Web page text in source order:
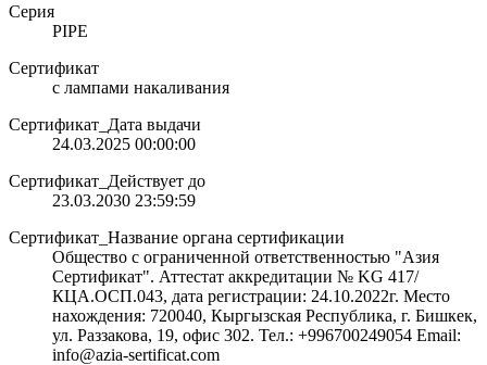
Серия
PIPE
Сертификат
с лампами накаливания
Сертификат_Дата выдачи
24.03.2025 00:00:00
Сертификат_Действует до
23.03.2030 23:59:59
Сертификат_Название органа сертификации
Общество с ограниченной ответственностью "Азия
Сертификат". Аттестат аккредитации № KG 417/
КЦА.ОСП.043, дата регистрации: 24.10.2022г. Место
нахождения: 720040, Кыргызская Республика, г. Бишкек,
ул. Раззакова, 19, офис 302. Тел.: +996700249054 Email:
info@azia-sertificat.com